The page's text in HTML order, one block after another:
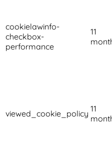
cookielawinfo-
checkbox-
performance
11
viewed_cookie_policy 11